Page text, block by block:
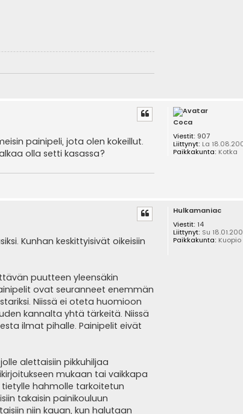
Coca
Viestit: 907
Liittynyt: La
Paikkakunta: Kotka
painipeli, jota olen kokeillut.
olla setti kasassa?
Hulkamaniac
Viestit: 14
Liittynyt: Su
Paikkakunta: Kuopio
Kunhan keskittyisivät oikeisiin
puutteen yleensäkin
ovat seuranneet enemmän
Niissä ei oteta huomioon
kannalta yhtä tärkeitä. Niissä
ilmat pihalle. Painipelit eivät
alettaisiin pikkuhiljaa
mukaan tai vaikkapa
hahmolle tarkoitetun
takaisin painikouluun
niin kauan, kun halutaan